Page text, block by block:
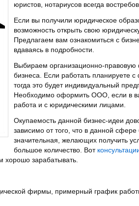
юристов, нотариусов всегда
Если вы получили юридическое
возможность открыть свою
Предлагаем вам ознакомиться с
вдаваясь в подробности.
Выбираем организационно-
бизнеса. Если работать планируете
тогда это будет индивидуальный
Необходимо оформить ООО, если в
работа и с юридическими лицами.
Окупаемость данной бизнес-идеи
зависимо от того, что в данной сфере
значительная, желающих получить
большое количество. Вот
хорошо зарабатывать.
фирмы, примерный график